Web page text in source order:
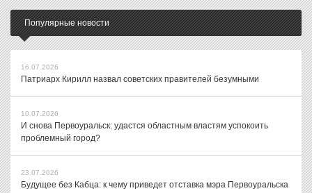
Популярные новости
16.07.2026
Патриарх Кирилл назвал советских правителей безумными
10.07.2026
И снова Первоуральск: удастся областным властям успокоить
проблемный город?
23.07.2026
Будущее без Кабца: к чему приведет отставка мэра Первоуральска